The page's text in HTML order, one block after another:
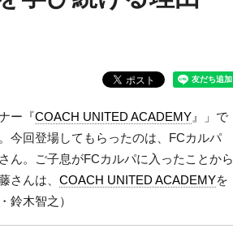
ー『COACH UNITED ACADEMY 』」で
今回登場してもらったのは、FCカルパ
ん。ご子息がFCカルパに入ったことから
さんは、 COACH UNITED ACADEMYを
鈴木智之）